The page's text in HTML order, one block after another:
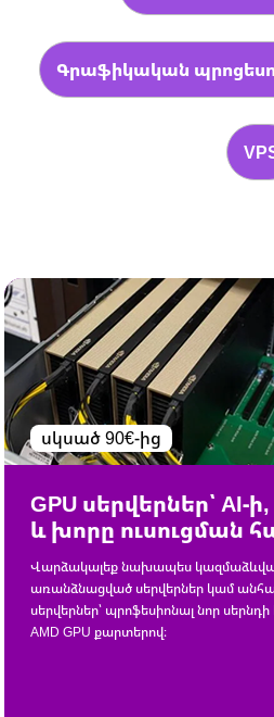
Գրաֆիկական
GPU սերվերներ՝ AI-ի,
և խորը ուսուցման
Վարձակալեք նախապես
առանձնացված սերվերներ կամ
սերվերներ՝ պրոֆեսիոնալ նոր սերնդի
AMD GPU քարտերով։
սկսած 90€-ից